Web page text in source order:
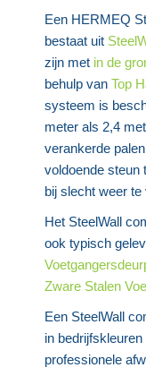
Een HERMEQ
bestaat uit
zijn met in de
behulp vanTop
systeem is
meter als 2,4
verankerde
voldoende steun
bij slecht weer
Het SteelWall
ook typisch
Zware Stalen
Een SteelWall
in
professionele